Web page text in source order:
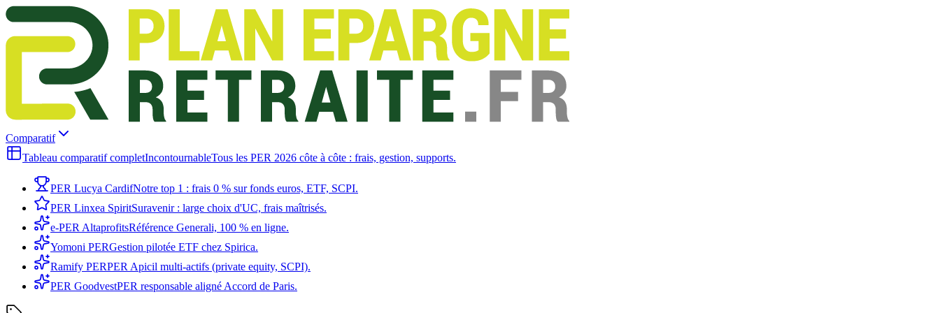
Comparatif
Tableau comparatif completIncontournableTous les PER 2026 côte à côte : frais, gestion, supports.
PER Lucya CardifNotre top 1 : frais 0 % sur fonds euros, ETF, SCPI.
PER Linxea SpiritSuravenir : large choix d'UC, frais maîtrisés.
e-PER AltaprofitsRéférence Generali, 100 % en ligne.
Yomoni PERGestion pilotée ETF chez Spirica.
Ramify PERPER Apicil multi-actifs (private equity, SCPI).
PER GoodvestPER responsable aligné Accord de Paris.